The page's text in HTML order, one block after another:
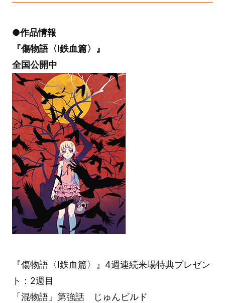
●作品情報
『傷物語〈Ⅰ鉄血篇〉』
全国公開中
『傷物語〈Ⅰ鉄血篇〉』4週連続来場特典プレゼン
ト：2週目
「混物語」第強話 じゅんビルド